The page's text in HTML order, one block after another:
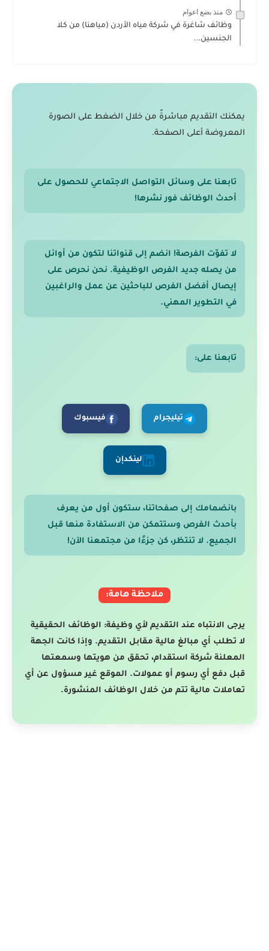
منذ بضع اعوام
وظائف شاغرة في شركة مياه الأردن (مياهنا) من كلا
الجنسين...
يمكنك التقديم مباشرةً من خلال الضغط على الصورة
المعروضة أعلى الصفحة.
تابعنا على وسائل التواصل الاجتماعي للحصول على
أحدث الوظائف فور نشرها!
لا تفوّت الفرصة! انضم إلى قنواتنا لتكون من أوائل
من يصله جديد الفرص الوظيفية. نحن نحرص على
إيصال أفضل الفرص للباحثين عن عمل والراغبين
في التطوير المهني.
تابعنا على:
تيليجرام فيسبوك
لينكدإن
بانضمامك إلى صفحاتنا، ستكون أول من يعرف
بأحدث الفرص وستتمكن من الاستفادة منها قبل
الجميع. لا تنتظر، كن جزءًا من مجتمعنا الآن!
ملاحظة هامة:
يرجى الانتباه عند التقديم لأي وظيفة: الوظائف الحقيقية
لا تطلب أي مبالغ مالية مقابل التقديم. وإذا كانت الجهة
المعلنة شركة استقدام، تحقق من هويتها وسمعتها
قبل دفع أي رسوم أو عمولات. الموقع غير مسؤول عن أي
تعاملات مالية تتم من خلال الوظائف المنشورة.